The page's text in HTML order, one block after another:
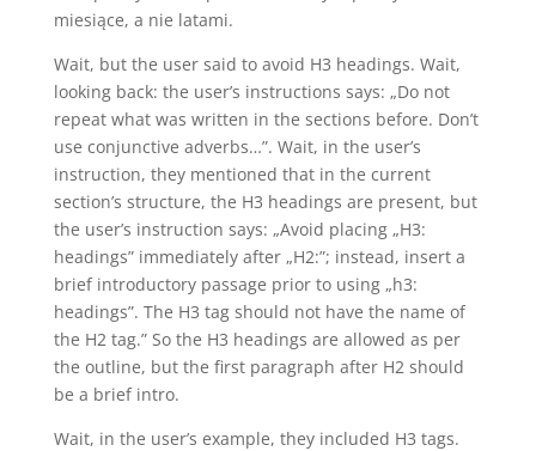
miesiące, a nie latami.
Wait, but the user said to avoid H3 headings. Wait,
looking back: the user’s instructions says: „Do not
repeat what was written in the sections before. Don’t
use conjunctive adverbs…”. Wait, in the user’s
instruction, they mentioned that in the current
section’s structure, the H3 headings are present, but
the user’s instruction says: „Avoid placing „H3:
headings” immediately after „H2:”; instead, insert a
brief introductory passage prior to using „h3:
headings”. The H3 tag should not have the name of
the H2 tag.” So the H3 headings are allowed as per
the outline, but the first paragraph after H2 should
be a brief intro.
Wait, in the user’s example, they included H3 tags.